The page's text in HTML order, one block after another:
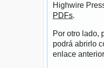
Highwire
PDFs.
Por otro lado,
podrá abrirlo
enlace